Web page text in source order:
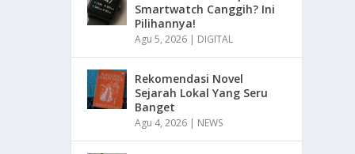
Smartwatch Canggih? Ini
Pilihannya!
Agu 5, 2026 | DIGITAL
Rekomendasi Novel
Sejarah Lokal Yang Seru
Banget
Agu 4, 2026 | NEWS